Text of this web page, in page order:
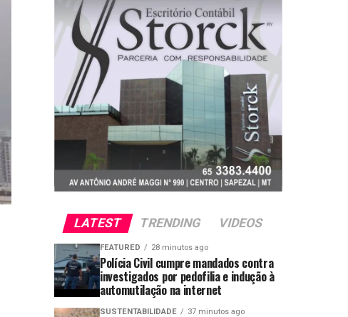
LATEST TRENDING VIDEOS
FEATURED 28 minutos ago
Polícia Civil cumpre mandados contra
investigados por pedofilia e indução à
automutilação na internet
SUSTENTABILIDADE 37 minutos ago